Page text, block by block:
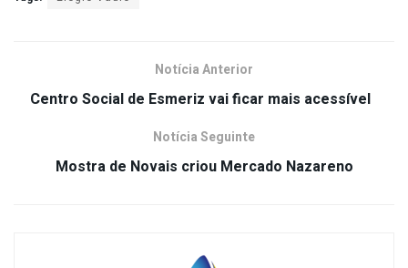
Notícia Anterior
Centro Social de Esmeriz vai ficar mais acessível
Notícia Seguinte
Mostra de Novais criou Mercado Nazareno